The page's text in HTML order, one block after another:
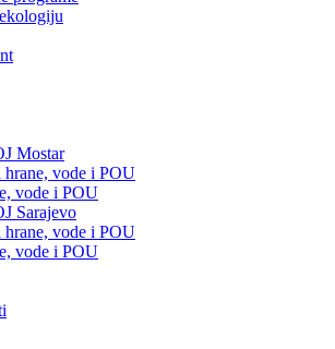
Mostar
vode i POU
vode i POU
Sarajevo
vode i POU
vode i POU